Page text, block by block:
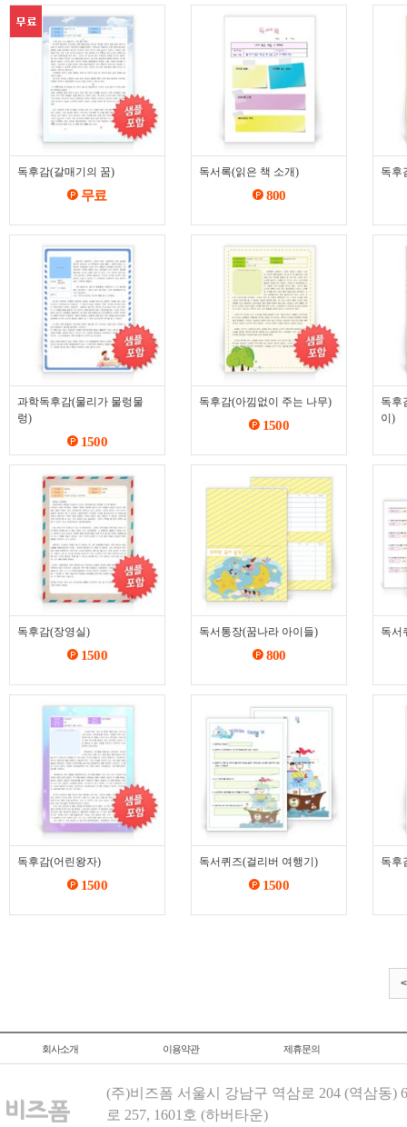
독후감(갈매기의 꿈)
무료
독서록(읽은 책 소개)
800
독후
과학독후감(물리가 물렁물
렁)
1500
독후감(아낌없이 주는 나무)
1500
독후
이)
독후감(장영실)
1500
독서통장(꿈나라 아이들)
800
독서
독후감(어린왕자)
1500
독서퀴즈(걸리버 여행기)
1500
독후
<
회사소개 이용약관 제휴문의
(주)비즈폼 서울시 강남구 역삼로 204 (역삼동)
로 257, 1601호 (하버타운)